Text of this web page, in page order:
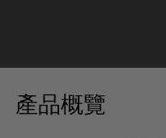
產品概覽